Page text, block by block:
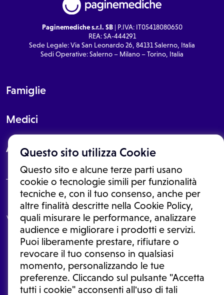
Questo sito utilizza Cookie
Questo sito e alcune terze parti usano
cookie o tecnologie simili per funzionalità
tecniche e, con il tuo consenso, anche per
altre finalità descritte nella Cookie Policy,
quali misurare le performance, analizzare
audience e migliorare i prodotti e servizi.
Puoi liberamente prestare, rifiutare o
revocare il tuo consenso in qualsiasi
momento, personalizzando le tue
preferenze. Cliccando sul pulsante "Accetta
tutti i cookie" acconsenti all'uso di tali
Paginemediche s.r.l. SB| P.IVA: IT05418080650
REA: SA-444291
Sede Legale: Via San Leonardo 26, 84131 Salerno, Italia
Sedi Operative: Salerno – Milano – Torino, Italia
Famiglie
Medici
About
Le informazioni proposte in questo sito non sono un consulto medico.
In nessun caso, queste informazioni sostituiscono un consulto, una
visita o una diagnosi formulata dal medico. Non si devono considerare
le informazioni disponibili come suggerimenti per la formulazione di
una diagnosi, la determinazione di un trattamento o l'assunzione o
sospensione di un farmaco senza prima consultare un medico di
medicina generale o uno specialista.
Condizioni di utilizzo|Privacy Policy |Gestione cookie
Ⓒ 2026 | Tutti i diritti riservati.